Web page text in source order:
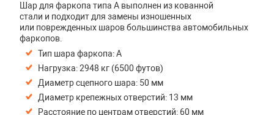
Шар для фаркопа типа A выполнен из кованной
стали и подходит для замены изношенных
или поврежденных шаров большинства автомобильных
фаркопов.
Тип шара фаркопа: A
Нагрузка: 2948 кг (6500 футов)
Диаметр сцепного шара: 50 мм
Диаметр крепежных отверстий: 13 мм
Расстояние по центрам отверстий: 60 мм